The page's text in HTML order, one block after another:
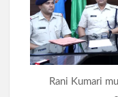
खराब साइकिलों पर बवाल:
के बाद ही छात्रों को मिलेगी
जेपीएससी-जेएसएससी(JPSC)
हंगामा, छात्र नेता नेहा बोरा
Rani Kumari